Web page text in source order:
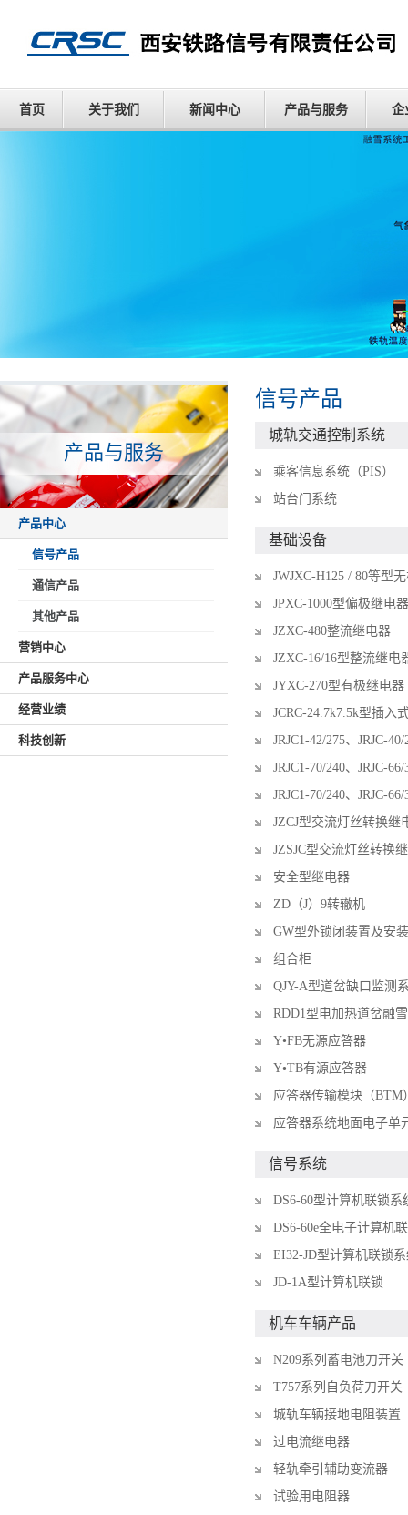
首页 关于我们 新闻中心 产品与服务 企
产品与服务
产品中心
信号产品
通信产品
其他产品
营销中心
产品服务中心
经营业绩
科技创新
信号产品
城轨交通控制系统
乘客信息系统（PIS）
站台门系统
基础设备
JWJXC-H125 / 80等型
JPXC-1000型偏极继电器
JZXC-480整流继电器
JZXC-16/16型整流继电
JYXC-270型有极继电器
JCRC-24.7k7.5k型插入
JRJC1-42/275、JRJC-
JRJC1-70/240、JRJC-
JRJC1-70/240、JRJC-
JZCJ型交流灯丝转换继
JZSJC型交流灯丝转换
安全型继电器
ZD（J）9转辙机
GW型外锁闭装置及安
组合柜
QJY-A型道岔缺口监测
RDD1型电加热道岔融
Y•FB无源应答器
Y•TB有源应答器
应答器传输模块（BTM
应答器系统地面电子单
信号系统
DS6-60型计算机联锁系
DS6-60e全电子计算机
EI32-JD型计算机联锁
JD-1A型计算机联锁
机车车辆产品
N209系列蓄电池刀开关
T757系列自负荷刀开关
城轨车辆接地电阻装置
过电流继电器
轻轨牵引辅助变流器
试验用电阻器